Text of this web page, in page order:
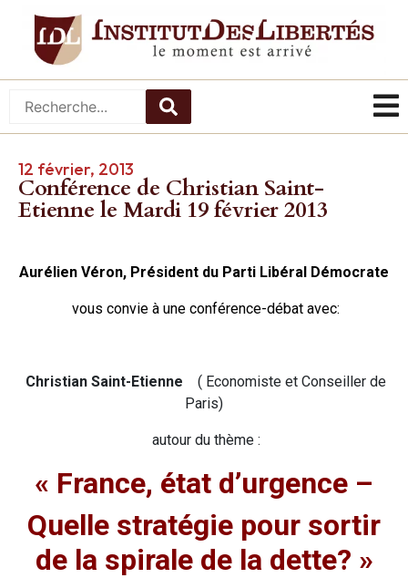
12 février, 2013
Conférence de Christian Saint-
Etienne le Mardi 19 février 2013
Aurélien Véron, Président du Parti Libéral Démocrate
vous convie à une conférence-débat avec:
Christian Saint-Etienne ( Economiste et Conseiller de
Paris)
autour du thème :
« France, état d’urgence –
Quelle stratégie pour sortir
de la spirale de la dette? »